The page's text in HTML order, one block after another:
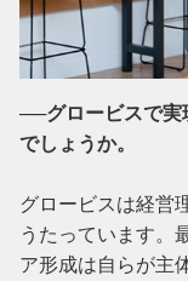
──グロービスで実
でしょうか。
グロービスは経営
うたっています。
ア形成は自らが主